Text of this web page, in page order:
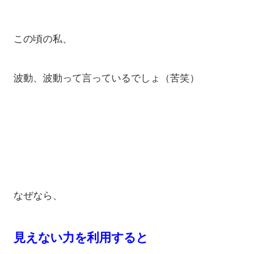
この頃の私、
波動、波動って言っているでしょ（苦笑）
なぜなら、
見えない力を利用すると